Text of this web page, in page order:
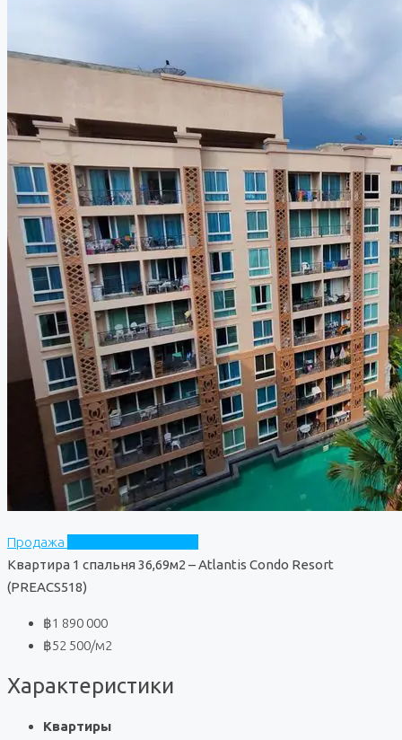
Продажа
Квартира 1 спальня 36,69м2 – Atlantis Condo Resort
(PREACS518)
฿1 890 000
฿52 500/м2
Характеристики
Квартиры